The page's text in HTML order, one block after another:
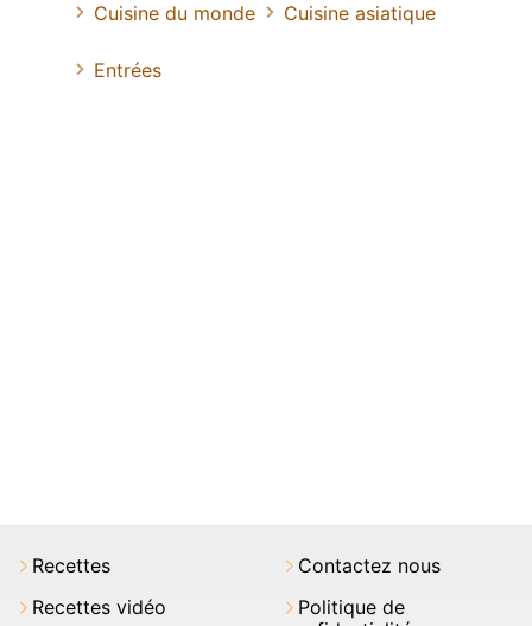
Cuisine du monde
Cuisine asiatique
Entrées
Recettes
Recettes vidéo
Contactez nous
Politique de